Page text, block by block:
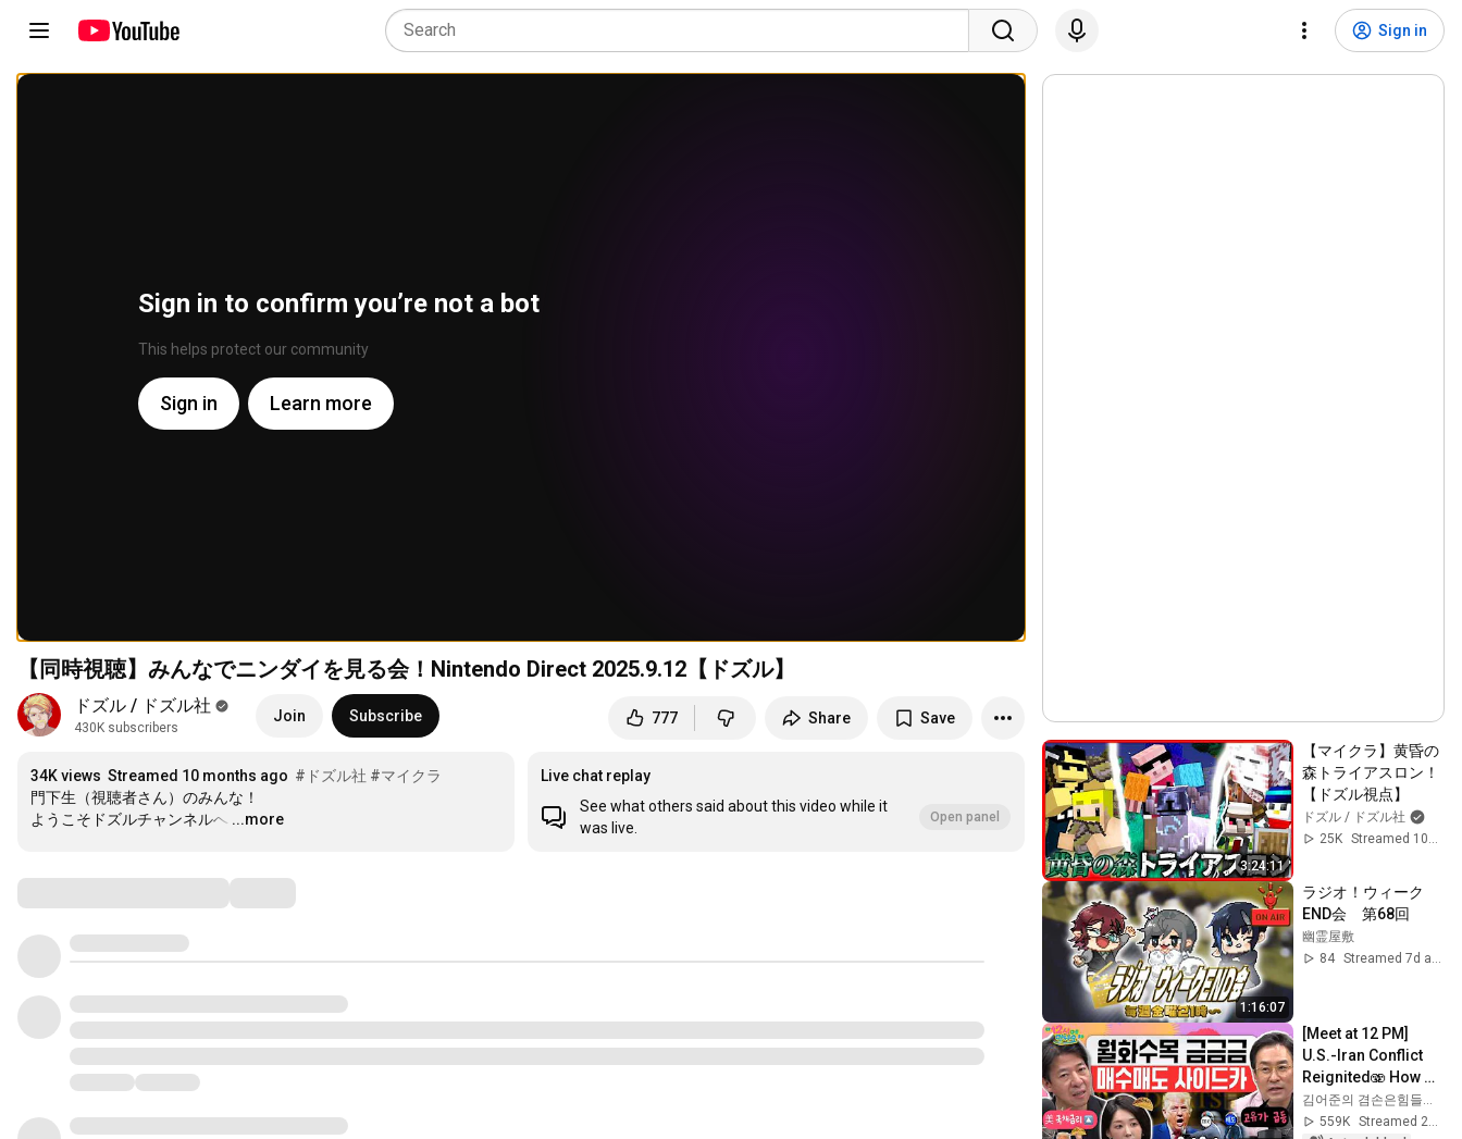
Sign in
Sign in to confirm you’re not a bot
This helps protect our community
Sign in Learn more
【同時視聴】みんなでニンダイを見る会！Nintendo Direct 2025.9.12【ドズル】
ドズル / ドズル社
430K subscribers
Join Subscribe 777 Share Save
34K views Streamed 10 months ago #ドズル社 #マイクラ
門下生（視聴者さん）のみんな！
ようこそドズルチャンネルへ …
...more
Live chat replay
See what others said about this video while it
was live.
Open panel
3:24:11
【マイクラ】黄昏の
森トライアスロン！
【ドズル視点】
ドズル / ドズル社
25K
Streamed 10d ago
1:16:07
ラジオ！ウィーク
END会　第68回
幽霊屋敷
84
Streamed 7d ago
[Meet at 12 PM]
U.S.-Iran Conflict
Reignited🫨 How
Will Surging Oil
Prices Shake Our
김어준의 겸손은힘들다 뉴스공장
559K
Streamed 2w ago